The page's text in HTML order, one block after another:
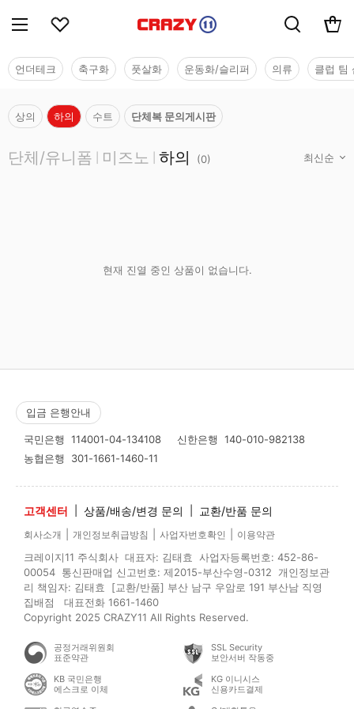
언더테크 축구화 풋살화 운동화/슬리퍼 의류 클럽 팀
상의 하의 수트 단체복 문의게시판
단체/유니폼 미즈노 하의 (0)
현재 진열 중인 상품이 없습니다.
입금 은행안내
국민은행 114001-04-134108 신한은행 140-010-982138
농협은행 301-1661-1460-11
고객센터 상품/배송/변경 문의 교환/반품 문의
회사소개 개인정보취급방침 사업자번호확인 이용약관
크레이지11 주식회사 대표자: 김태효 사업자등록번호: 452-86-
00054 통신판매업 신고번호: 제2015-부산수영-0312 개인정보관
리 책임자: 김태효 [교환/반품] 부산 남구 우암로 191 부산남 직영
집배점 대표전화 1661-1460
Copyright 2025 CRAZY11 All Rights Reserved.
공정거래위원회
표준약관
SSL Security
보안서버 작동중
KB 국민은행
에스크로 이체
KG 이니시스
신용카드결제